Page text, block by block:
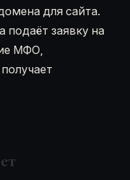
для сайта.
подаёт заявку на
МФО,